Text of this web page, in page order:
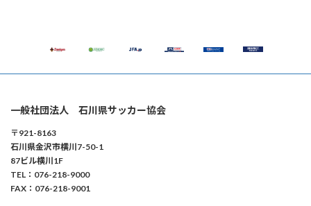
一般社団法人 石川県サッカー協会
〒921-8163
石川県金沢市横川7-50-1
87ビル横川1F
TEL：076-218-9000
FAX：076-218-9001